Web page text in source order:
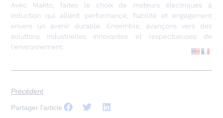
Avec Makto, faites le choix de moteurs électriques à
induction qui allient performance, fiabilité et engagement
envers un avenir durable. Ensemble, avançons vers des
solutions industrielles innovantes et respectueuses de
l’environnement.
Précédent
Partager l'article